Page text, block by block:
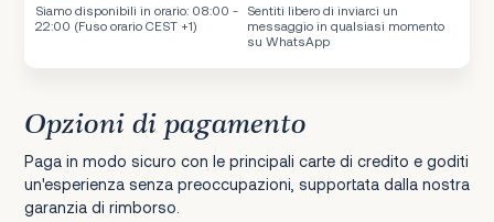
Siamo disponibili in orario: 08:00 -
22:00 (Fuso orario CEST +1)
Sentiti libero di inviarci un
messaggio in qualsiasi momento
su WhatsApp
Opzioni di pagamento
Paga in modo sicuro con le principali carte di credito e goditi
un'esperienza senza preoccupazioni, supportata dalla nostra
garanzia di rimborso.